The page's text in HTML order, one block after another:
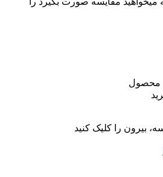
محصول
بیرون را کلیک کنید